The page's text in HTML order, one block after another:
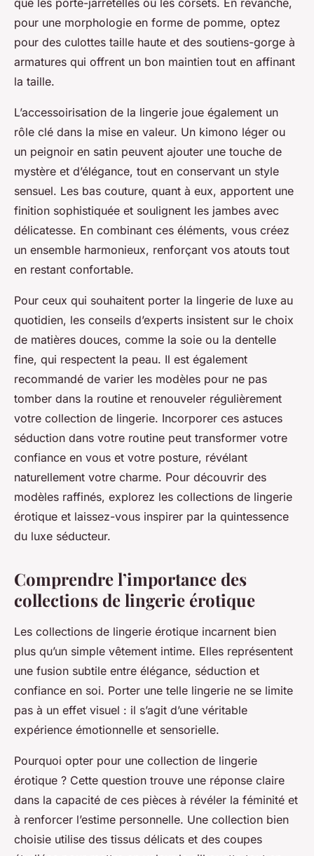
pour une morphologie en forme de pomme, optez
pour des culottes taille haute et des soutiens-gorge à
armatures qui offrent un bon maintien tout en affinant
la taille.
L’accessoirisation de la lingerie joue également un
rôle clé dans la mise en valeur. Un kimono léger ou
un peignoir en satin peuvent ajouter une touche de
mystère et d’élégance, tout en conservant un style
sensuel. Les bas couture, quant à eux, apportent une
finition sophistiquée et soulignent les jambes avec
délicatesse. En combinant ces éléments, vous créez
un ensemble harmonieux, renforçant vos atouts tout
en restant confortable.
Pour ceux qui souhaitent porter la lingerie de luxe au
quotidien, les conseils d’experts insistent sur le choix
de matières douces, comme la soie ou la dentelle
fine, qui respectent la peau. Il est également
recommandé de varier les modèles pour ne pas
tomber dans la routine et renouveler régulièrement
votre collection de lingerie. Incorporer ces astuces
séduction dans votre routine peut transformer votre
confiance en vous et votre posture, révélant
naturellement votre charme. Pour découvrir des
modèles raffinés, explorez les collections de lingerie
érotique et laissez-vous inspirer par la quintessence
du luxe séducteur.
Comprendre l’importance des
collections de lingerie érotique
Les collections de lingerie érotique incarnent bien
plus qu’un simple vêtement intime. Elles représentent
une fusion subtile entre élégance, séduction et
confiance en soi. Porter une telle lingerie ne se limite
pas à un effet visuel : il s’agit d’une véritable
expérience émotionnelle et sensorielle.
Pourquoi opter pour une collection de lingerie
érotique ? Cette question trouve une réponse claire
dans la capacité de ces pièces à révéler la féminité et
à renforcer l’estime personnelle. Une collection bien
choisie utilise des tissus délicats et des coupes